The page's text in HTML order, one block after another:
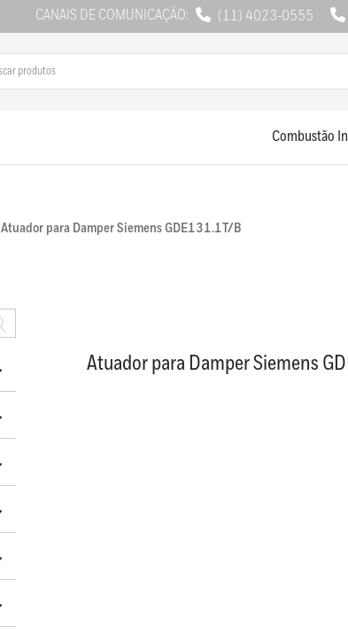
CANAIS DE COMUNICAÇÃO: (11) 4023-0555
Combustão
Atuador para Damper Siemens GDE131.1T/B
Atuador para Damper Siemens